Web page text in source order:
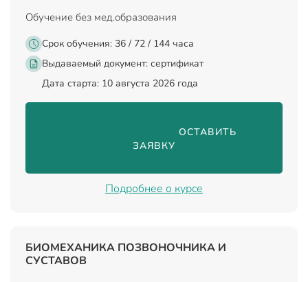
Обучение без мед.образования
Срок обучения: 36 / 72 / 144 часа
Выдаваемый документ: сертификат
Дата старта: 10 августа 2026 года
                                ОСТАВИТЬ
ЗАЯВКУ
Подробнее о курсе
БИОМЕХАНИКА ПОЗВОНОЧНИКА И
СУСТАВОВ